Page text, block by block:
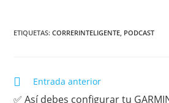
ETIQUETAS:CORRERINTELIGENTE PODCAST
Entrada anterior
✅ Así debes configurar tu